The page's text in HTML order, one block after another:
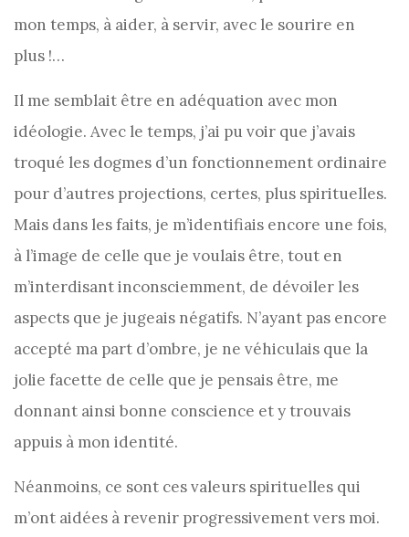
mon temps, à aider, à servir, avec le sourire en
plus !…
Il me semblait être en adéquation avec mon
idéologie. Avec le temps, j’ai pu voir que j’avais
troqué les dogmes d’un fonctionnement ordinaire
pour d’autres projections, certes, plus spirituelles.
Mais dans les faits, je m’identifiais encore une fois,
à l’image de celle que je voulais être, tout en
m’interdisant inconsciemment, de dévoiler les
aspects que je jugeais négatifs. N’ayant pas encore
accepté ma part d’ombre, je ne véhiculais que la
jolie facette de celle que je pensais être, me
donnant ainsi bonne conscience et y trouvais
appuis à mon identité.
Néanmoins, ce sont ces valeurs spirituelles qui
m’ont aidées à revenir progressivement vers moi.